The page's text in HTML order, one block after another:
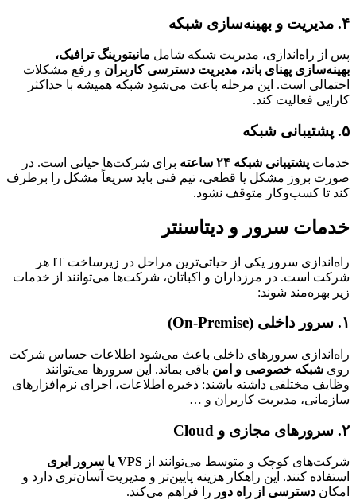
راه‌اندازی، مدیریت شبکه شاملمانیتورینگ ترافیک،
پهنای باند، مدیریت دسترسی کاربران و رفع مشکلات
است. این مرحله باعث می‌شود شبکه همیشه با حداکثر
فعالیت کند.
پشتیبانی شبکه ۲۴ ساعته
برای شرکت‌ها حیاتی است. در
بروز مشکل یا قطعی، تیم فنی باید سریعاً مشکل را برطرف
تا کسب‌وکار متوقف نشود.
سرور و دیتاسنتر
راه‌اندازی سرور یکی از حیاتی‌ترین مراحل در زیرساخت IT هر
است. در مرزداران و اکباتان، شرکت‌ها می‌توانند از خدمات
شوند:
سرورهای داخلی باعث می‌شود اطلاعات حساس شرکت
شبکه خصوصی و امنباقی بماند. این سرورها می‌توانند
مختلفی داشته باشند: ذخیره اطلاعات، اجرای نرم‌افزارهای
مدیریت کاربران و …
کوچک و متوسط می‌توانند ازVPS یا سرور ابری
کنند. این راهکار هزینه پایین‌تر و مدیریت آسان‌تری دارد و
دسترسی از راه دوررا فراهم می‌کند.